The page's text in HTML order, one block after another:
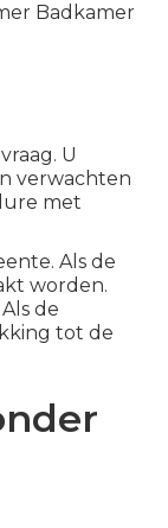
Badkamer
U
verwachten
met
Als de
worden.
Als de
tot de